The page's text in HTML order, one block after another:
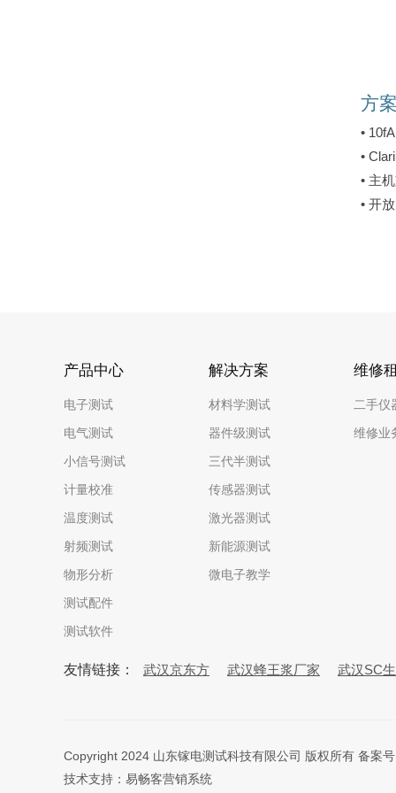
方
•
•
• 主
• 开
产品中心
电子测试
电气测试
小信号测试
计量校准
温度测试
射频测试
物形分析
测试配件
测试软件
解决方案
材料学测试
器件级测试
三代半测试
传感器测试
激光器测试
新能源测试
微电子教学
维修
二手仪
维修业
友情链接： 武汉京东方 武汉蜂王浆厂家 武汉SC
Copyright 2024 山东镓电测试科技有限公司 版权所有 备案号
技术支持： 易畅客营销系统